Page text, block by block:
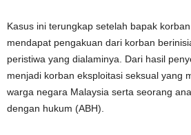
Kasus ini terungkap setelah bapak
mendapat pengakuan dari korban
peristiwa yang dialaminya. Dari hasil
menjadi korban eksploitasi seksual yang
warga negara Malaysia serta seorang
dengan hukum (ABH).